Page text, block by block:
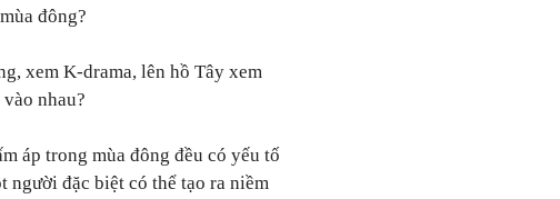
đông?
xem K-drama, lên hồ Tây xem
nhau?
áp trong mùa đông đều có yếu tố
người đặc biệt có thể tạo ra niềm